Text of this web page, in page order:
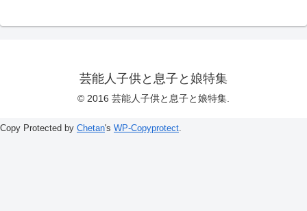
芸能人子供と息子と娘特集
© 2016 芸能人子供と息子と娘特集.
Copy Protected by Chetan's WP-Copyprotect.